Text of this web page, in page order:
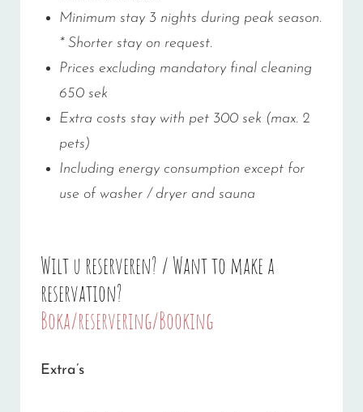
Minimum stay 3 nights during peak season.
* Shorter stay on request.
Prices excluding mandatory final cleaning
650 sek
Extra costs stay with pet 300 sek (max. 2
pets)
Including energy consumption except for
use of washer / dryer and sauna
Wilt u reserveren? / Want to make a
reservation?
Boka/reservering/Booking
Extra’s